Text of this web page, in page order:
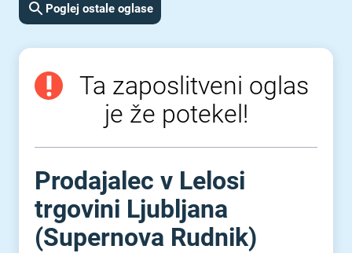
Poglej ostale oglase
Ta zaposlitveni oglas
je že potekel!
Prodajalec v Lelosi
trgovini Ljubljana
(Supernova Rudnik)